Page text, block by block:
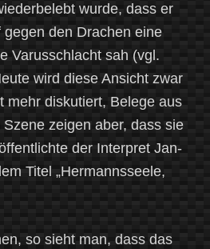
wurde, dass er
den Drachen eine
Varusschlacht sah (vgl.
wird diese Ansicht zwar
mehr diskutiert, Belege aus
zeigen aber, dass sie
der Interpret Jan-
Titel „Hermannsseele,
so sieht man, dass das